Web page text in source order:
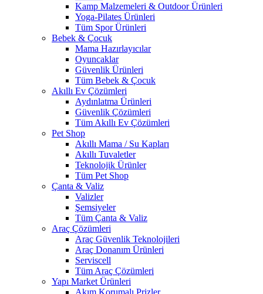
Kamp Malzemeleri & Outdoor Ürünleri
Yoga-Pilates Ürünleri
Tüm Spor Ürünleri
Bebek & Çocuk
Mama Hazırlayıcılar
Oyuncaklar
Güvenlik Ürünleri
Tüm Bebek & Çocuk
Akıllı Ev Çözümleri
Aydınlatma Ürünleri
Güvenlik Çözümleri
Tüm Akıllı Ev Çözümleri
Pet Shop
Akıllı Mama / Su Kapları
Akıllı Tuvaletler
Teknolojik Ürünler
Tüm Pet Shop
Çanta & Valiz
Valizler
Şemsiyeler
Tüm Çanta & Valiz
Araç Çözümleri
Araç Güvenlik Teknolojileri
Araç Donanım Ürünleri
Serviscell
Tüm Araç Çözümleri
Yapı Market Ürünleri
Akım Korumalı Prizler